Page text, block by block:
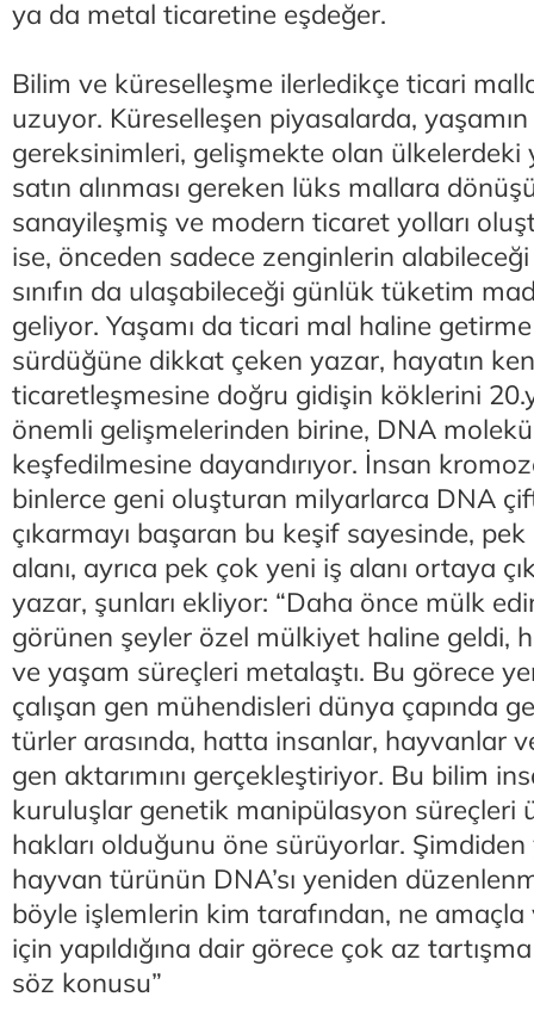
ya da metal ticaretine eşdeğer.
Bilim ve küreselleşme ilerledikçe ticari
uzuyor. Küreselleşen piyasalarda,
gereksinimleri, gelişmekte olan ülkelerdeki
satın alınması gereken lüks mallara
sanayileşmiş ve modern ticaret yolları
ise, önceden sadece zenginlerin
sınıfın da ulaşabileceği günlük tüketim
geliyor. Yaşamı da ticari mal haline getirme
sürdüğüne dikkat çeken yazar, hayatın
ticaretleşmesine doğru gidişin köklerini
önemli gelişmelerinden birine, DNA
keşfedilmesine dayandırıyor. İnsan
binlerce geni oluşturan milyarlarca DNA
çıkarmayı başaran bu keşif sayesinde,
alanı, ayrıca pek çok yeni iş alanı ortaya
yazar, şunları ekliyor: “Daha önce mülk
görünen şeyler özel mülkiyet haline geldi,
ve yaşam süreçleri metalaştı. Bu görece
çalışan gen mühendisleri dünya çapında
türler arasında, hatta insanlar, hayvanlar
gen aktarımını gerçekleştiriyor. Bu bilim
kuruluşlar genetik manipülasyon süreçleri
hakları olduğunu öne sürüyorlar.
hayvan türünün DNA’sı yeniden
böyle işlemlerin kim tarafından, ne
için yapıldığına dair görece çok az
söz konusu”